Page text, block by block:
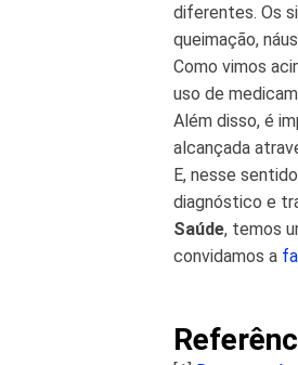
diferentes. Os
queimação,
Como vimos
uso de
Além disso, é
alcançada
E, nesse
diagnóstico e
Saúde, temos
convidamos a